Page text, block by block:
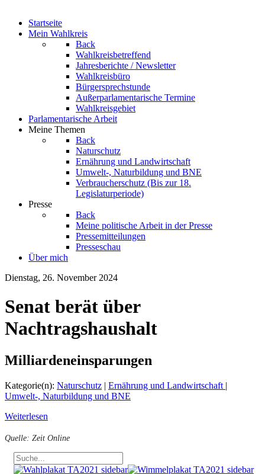
Startseite
Mein Wahlkreis
Back
Wahlkreisbetreffend
Jahresberichte / Newsletter
Wahlkreisbüro
Bürgersprechstunde
Außerparlamentarische Termine
Wahlkreisgebiet
Parlamentarische Arbeit
Meine Themen
Back
Naturschutz
Ernährung und Landwirtschaft
Umwelt-, Naturbildung und BNE
Verbraucherschutz (Bis zur 18.
Legislaturperiode)
Presse
Back
Meine politische Arbeit in der Presse
Pressemitteilungen
Presseschau
Über mich
Dienstag, 26. November 2024
Senat berät über
Nachtragshaushalt
Milliardeneinsparungen
Kategorie(n): Naturschutz | Ernährung und Landwirtschaft |
Umwelt-, Naturbildung und BNE
Weiterlesen
Quelle: Zeit Online